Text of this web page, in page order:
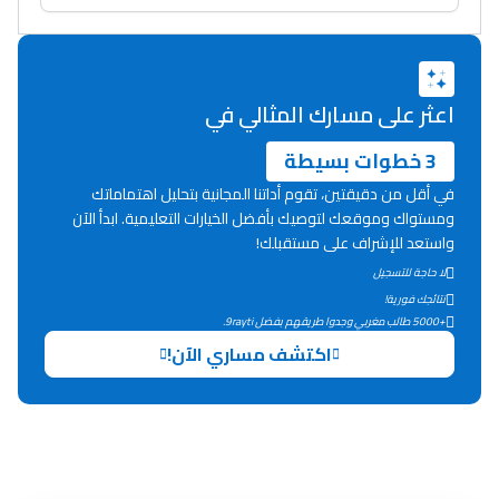
Ki Derti Liha
باش تقدر تساعد الناس
يلقاو التوازن من الدّاخل
ومن الخارج، بشرى
أمسكين بنات مسارها
خطوة بخطوة - مترجم
القراية و الخدمة فمجال
اعثر على مسارك المثالي في
3 خطوات بسيطة
في أقل من دقيقتين، تقوم أداتنا المجانية بتحليل اهتماماتك
ومستواك وموقعك لتوصيك بأفضل الخيارات التعليمية. ابدأ الآن
واستعد للإشراف على مستقبلك!
لا حاجة للتسجيل
نتائجك فورية!
+5000 طالب مغربي وجدوا طريقهم بفضل 9rayti.
اكتشف مساري الآن!